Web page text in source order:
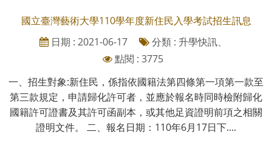
國立臺灣藝術大學110學年度新住民入學考試招生訊息
日期 : 2021-06-17
分類 : 升學快訊、
點閱 : 3775
一、招生對象:新住民，係指依國籍法第四條第一項第一款至
第三款規定，申請歸化許可者，並應於報名時同時檢附歸化
國籍許可證書及其許可函副本，或其他足資證明前項之相關
證明文件。 二、報名日期：110年6月17日下....